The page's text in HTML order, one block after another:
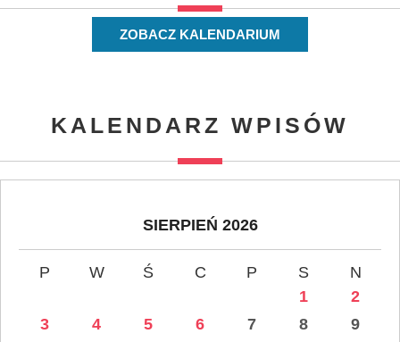
ZOBACZ KALENDARIUM
KALENDARZ WPISÓW
SIERPIEŃ 2026
P W Ś C P S
N
1
2
3
4 5 6 7 8
9